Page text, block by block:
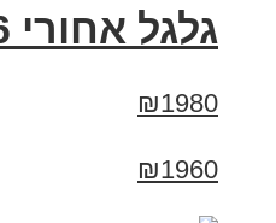
גלגל אחורי 26 אינץ עם מנוע 8FUN 36V 250W
₪1980
₪1960